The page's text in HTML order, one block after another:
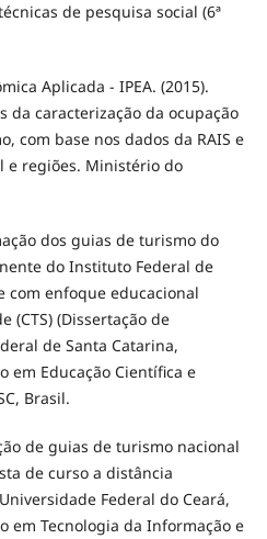
de pesquisa social (6ª
Aplicada - IPEA. (2015).
da caracterização da ocupação
com base nos dados da RAIS e
e regiões. Ministério do
dos guias de turismo do
do Instituto Federal de
com enfoque educacional
(CTS) (Dissertação de
de Santa Catarina,
em Educação Científica e
Brasil.
de guias de turismo nacional
de curso a distância
Federal do Ceará,
em Tecnologia da Informação e